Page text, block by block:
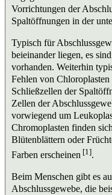
Vorrichtungen der
Spaltöffnungen in der
Typisch für
beieinander liegen, es
vorhanden. Weiterhin
Fehlen von
Schließzellen der
Zellen der
vorwiegend um
Chromoplasten finden
Blütenblättern oder
Farben erscheinen [1].
Beim Menschen gibt es
Abschlussgewebe, die